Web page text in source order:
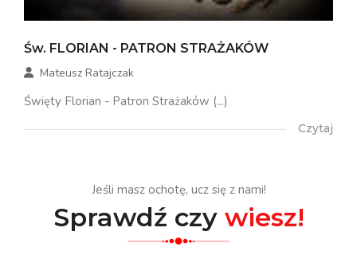
Św. FLORIAN - PATRON STRAŻAKÓW
Mateusz Ratajczak
Święty Florian - Patron Strażaków (...)
Czytaj
Jeśli masz ochotę, ucz się z nami!
Sprawdź czy wiesz!